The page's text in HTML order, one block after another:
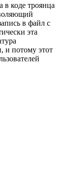
коде троянца
в файл с
эта
и потому этот